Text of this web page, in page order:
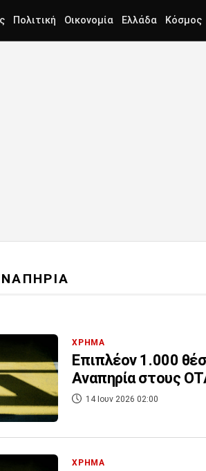
Πολιτική Οικονομία Ελλάδα Κόσμος
ΧΡΗΜΑ
Επιπλέον 1.000
Αναπηρία στους
14 Ιουν 2026 02:00
ΧΡΗΜΑ